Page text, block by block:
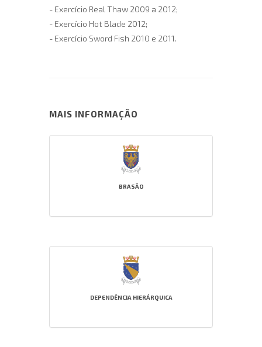
- Exercício Real Thaw 2009 a 2012;
- Exercício Hot Blade 2012;
- Exercício Sword Fish 2010 e 2011.
MAIS INFORMAÇÃO
BRASÃO
DEPENDÊNCIA HIERÁRQUICA